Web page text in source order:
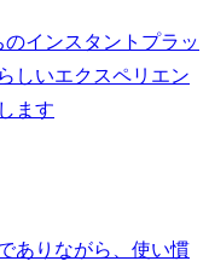
インスタントプラッ
しいエクスペリエン
ます
ありながら、使い慣